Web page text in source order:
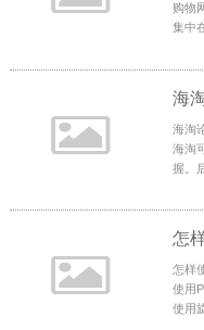
购物
集中
海淘
海淘
握。
怎样
使用
使用